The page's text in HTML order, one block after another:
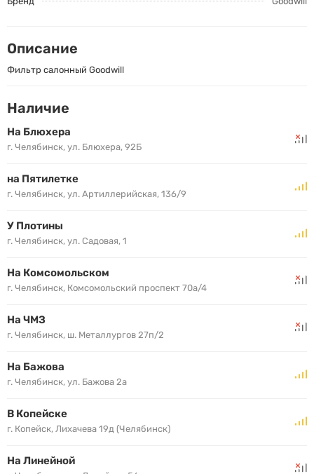
Описание
Фильтр салонный Goodwill
Наличие
На Блюхера
г. Челябинск, ул. Блюхера, 92Б
на Пятилетке
г. Челябинск, ул. Артиллерийская, 136/9
У Плотины
г. Челябинск, ул. Садовая, 1
На Комсомольском
г. Челябинск, Комсомольский проспект 70а/4
На ЧМЗ
г. Челябинск, ш. Металлургов 27п/2
На Бажова
г. Челябинск, ул. Бажова 2а
В Копейске
г. Копейск, Лихачева 19д (Челябинск)
На Линейной